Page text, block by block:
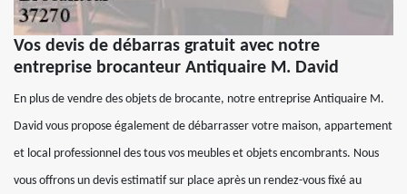
Vos devis de débarras gratuit avec notre
entreprise brocanteur Antiquaire M. David
En plus de vendre des objets de brocante, notre entreprise Antiquaire M.
David vous propose également de débarrasser votre maison, appartement
et local professionnel des tous vos meubles et objets encombrants. Nous
vous offrons un devis estimatif sur place après un rendez-vous fixé au